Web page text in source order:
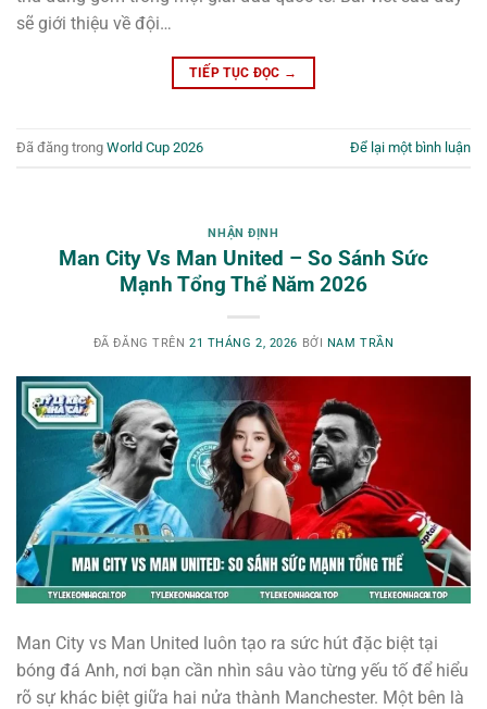
sẽ giới thiệu về đội…
TIẾP TỤC ĐỌC →
Đã đăng trong World Cup 2026 Để lại một bình luận
NHẬN ĐỊNH
Man City Vs Man United – So Sánh Sức
Mạnh Tổng Thể Năm 2026
ĐÃ ĐĂNG TRÊN 21 THÁNG 2, 2026 BỞI NAM TRẦN
Man City vs Man United luôn tạo ra sức hút đặc biệt tại
bóng đá Anh, nơi bạn cần nhìn sâu vào từng yếu tố để hiểu
rõ sự khác biệt giữa hai nửa thành Manchester. Một bên là